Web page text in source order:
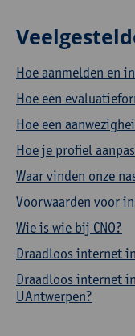
Hoe aanmelden en
Hoe een
Hoe een
Hoe je profiel
Waar vinden onze
Voorwaarden voor
Wie is wie bij CNO?
Draadloos internet
Draadloos internet
UAntwerpen?